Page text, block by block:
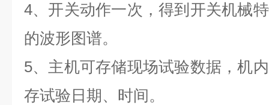
4、开关动作一次，得到开关机械
的波形图谱。
5、主机可存储现场试验数据，机
存试验日期、时间。